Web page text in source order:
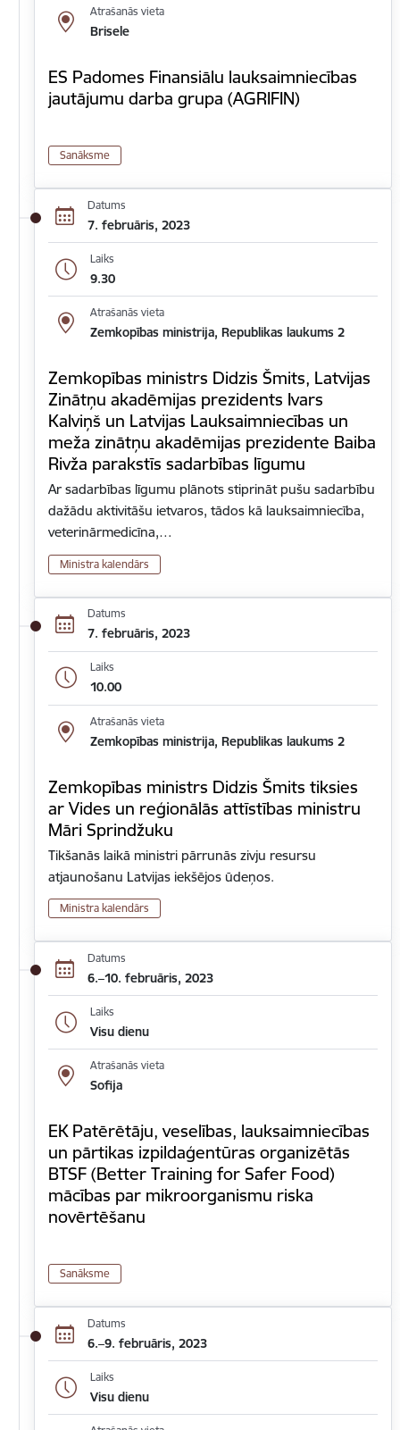
Atrašanās vieta
Brisele
ES Padomes Finansiālu lauksaimniecības
jautājumu darba grupa (AGRIFIN)
Sanāksme
Datums
7. februāris, 2023
Laiks
9.30
Atrašanās vieta
Zemkopības ministrija, Republikas laukums 2
Zemkopības ministrs Didzis Šmits, Latvijas
Zinātņu akadēmijas prezidents Ivars
Kalviņš un Latvijas Lauksaimniecības un
meža zinātņu akadēmijas prezidente Baiba
Rivža parakstīs sadarbības līgumu
Ar sadarbības līgumu plānots stiprināt pušu sadarbību
dažādu aktivitāšu ietvaros, tādos kā lauksaimniecība,
veterinārmedicīna,…
Ministra kalendārs
Datums
7. februāris, 2023
Laiks
10.00
Atrašanās vieta
Zemkopības ministrija, Republikas laukums 2
Zemkopības ministrs Didzis Šmits tiksies
ar Vides un reģionālās attīstības ministru
Māri Sprindžuku
Tikšanās laikā ministri pārrunās zivju resursu
atjaunošanu Latvijas iekšējos ūdeņos.
Ministra kalendārs
Datums
6.–10. februāris, 2023
Laiks
Visu dienu
Atrašanās vieta
Sofija
EK Patērētāju, veselības, lauksaimniecības
un pārtikas izpildaģentūras organizētās
BTSF (Better Training for Safer Food)
mācības par mikroorganismu riska
novērtēšanu
Sanāksme
Datums
6.–9. februāris, 2023
Laiks
Visu dienu